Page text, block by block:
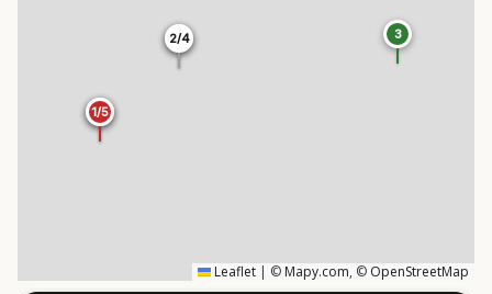
1/5
2/4 3
2/4
1/5
Leaflet | © Mapy.com, © OpenStreetMap